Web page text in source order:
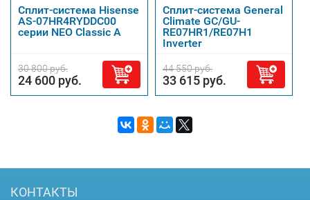
Сплит-система Hisense
AS-07HR4RYDDC00
серии NEO Classic A
30 800 руб.
24 600 руб.
Сплит-система General
Climate GC/GU-
RE07HR1/RE07H1
Inverter
44 550 руб.
33 615 руб.
КОНТАКТЫ